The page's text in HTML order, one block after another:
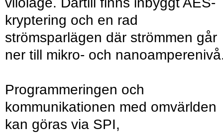
kryptering och en rad
strömsparlägen där strömmen går
ner till mikro- och
Programmeringen och
kommunikationen med omvärlden
kan göras via SPI,